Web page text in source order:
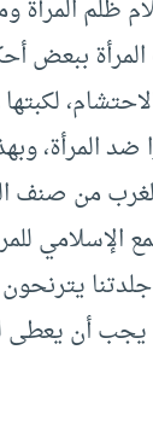
ظلم المرأة
ببعض
المرأة،
من صنف
الإسلامي
جلدتنا
يجب أن يعطى